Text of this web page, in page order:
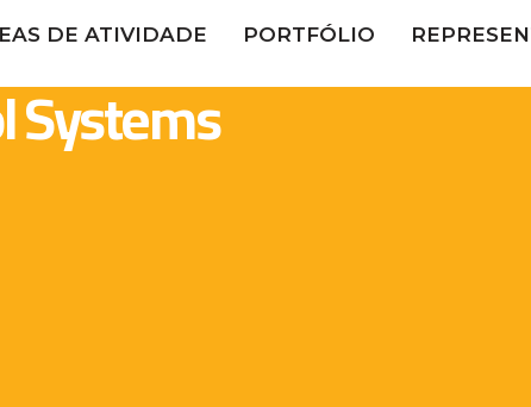
DE ATIVIDADE PORTFÓLIO
Systems